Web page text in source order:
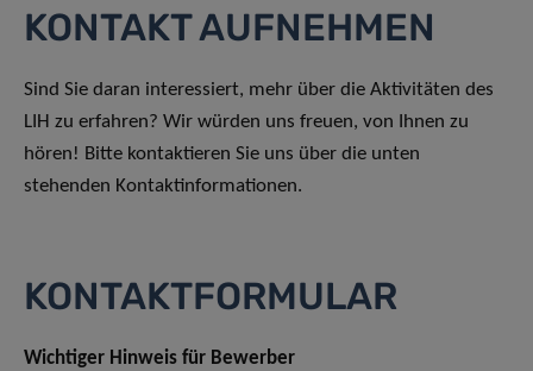
KONTAKT AUFNEHMEN
Sind Sie daran interessiert, mehr über die Aktivitäten des
LIH zu erfahren? Wir würden uns freuen, von Ihnen zu
hören! Bitte kontaktieren Sie uns über die unten
stehenden Kontaktinformationen.
KONTAKTFORMULAR
Wichtiger Hinweis für Bewerber